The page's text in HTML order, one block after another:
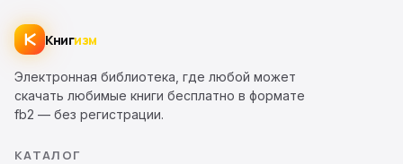
Книгизм
Электронная библиотека, где любой может
скачать любимые книги бесплатно в формате
fb2 — без регистрации.
КАТАЛОГ